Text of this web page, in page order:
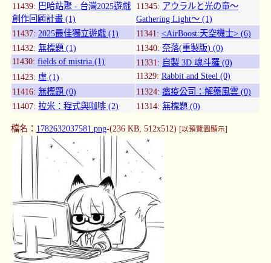
11439: 巴哈站聚 - 台灣2025遊戲
創作回顧計畫 (1)
11345: アウラルと光の竜～
Gathering Light～ (1)
11437: 2025最佳獨立遊戲 (1) 11341: <AirBoost:天空機士> (6)
11432: 無標題 (1) 11340: 奈落(重製版) (0)
11430: fields of mistria (1) 11331: 自製 3D 魂斗羅 (0)
11423: 虛 (1) 11329: Rabbit and Steel (0)
11416: 無標題 (0) 11324: 瘟疫公司：解藥風雲 (0)
11407: 拉米：程式與咖啡 (2) 11314: 無標題 (0)
檔名： 1782632037581.png-(236 KB, 512x512) [以預覽圖顯示]